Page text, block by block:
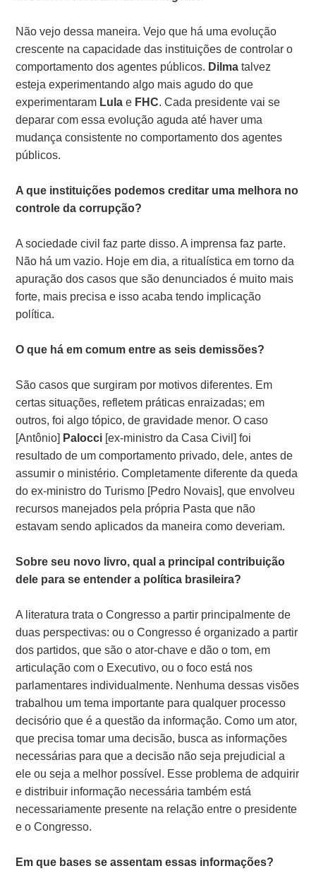
Não vejo dessa maneira. Vejo que há uma evolução
crescente na capacidade das instituições de controlar o
comportamento dos agentes públicos. Dilmatalvez
esteja experimentando algo mais agudo do que
experimentaram Lulae FHC. Cada presidente vai se
deparar com essa evolução aguda até haver uma
mudança consistente no comportamento dos agentes
públicos.
A que instituições podemos creditar uma melhora no
controle da corrupção?
A sociedade civil faz parte disso. A imprensa faz parte.
Não há um vazio. Hoje em dia, a ritualística em torno da
apuração dos casos que são denunciados é muito mais
forte, mais precisa e isso acaba tendo implicação
política.
O que há em comum entre as seis demissões?
São casos que surgiram por motivos diferentes. Em
certas situações, refletem práticas enraizadas; em
outros, foi algo tópico, de gravidade menor. O caso
[Antônio] Palocci [ex-ministro da Casa Civil] foi
resultado de um comportamento privado, dele, antes de
assumir o ministério. Completamente diferente da queda
do ex-ministro do Turismo [Pedro Novais], que envolveu
recursos manejados pela própria Pasta que não
estavam sendo aplicados da maneira como deveriam.
Sobre seu novo livro, qual a principal contribuição
dele para se entender a política brasileira?
A literatura trata o Congresso a partir principalmente de
duas perspectivas: ou o Congresso é organizado a partir
dos partidos, que são o ator-chave e dão o tom, em
articulação com o Executivo, ou o foco está nos
parlamentares individualmente. Nenhuma dessas visões
trabalhou um tema importante para qualquer processo
decisório que é a questão da informação. Como um ator,
que precisa tomar uma decisão, busca as informações
necessárias para que a decisão não seja prejudicial a
ele ou seja a melhor possível. Esse problema de adquirir
e distribuir informação necessária também está
necessariamente presente na relação entre o presidente
e o Congresso.
Em que bases se assentam essas informações?